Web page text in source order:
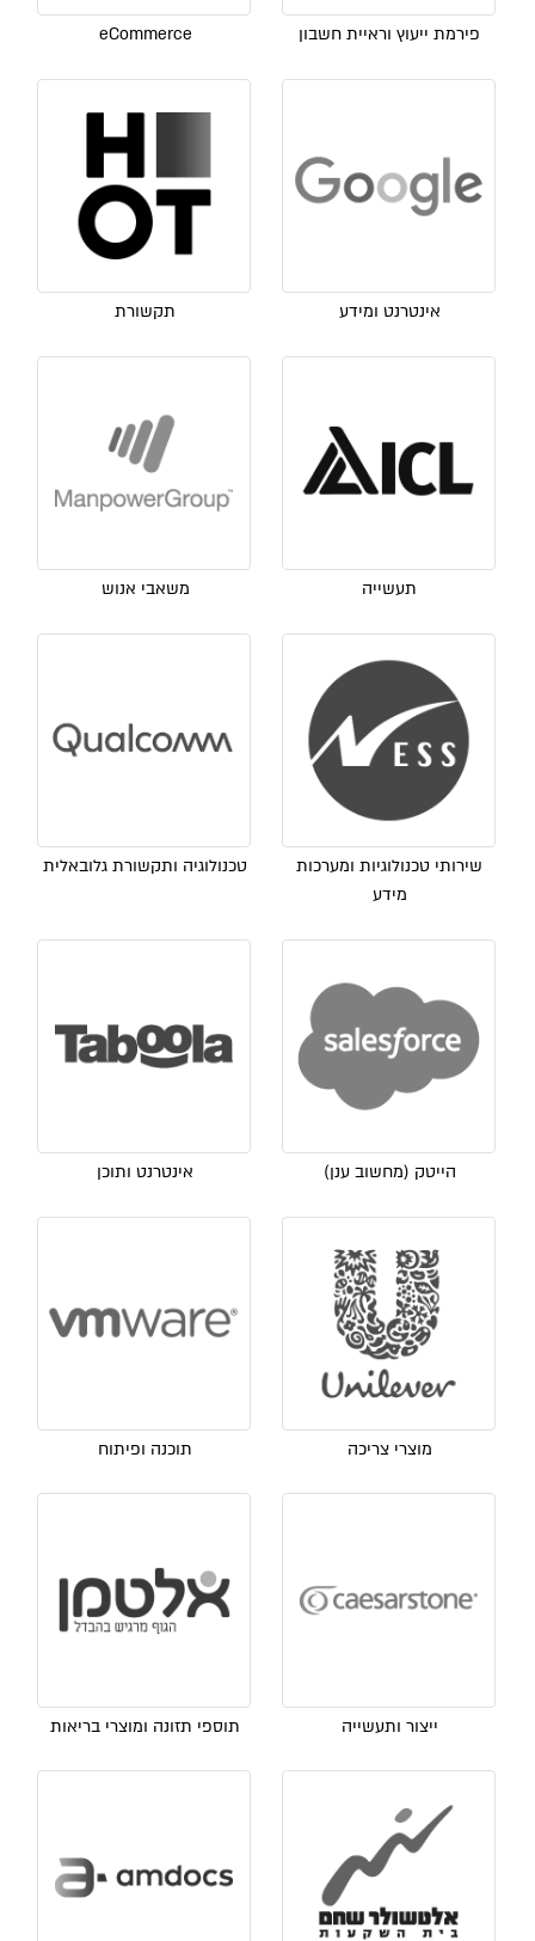
פירמת ייעוץ וראיית חשבון eCommerce
אינטרנט ומידע תקשורת
תעשייה משאבי אנוש
שירותי טכנולוגיות ומערכות
מידע
טכנולוגיה ותקשורת גלובאלית
הייטק (מחשוב ענן) אינטרנט ותוכן
מוצרי צריכה תוכנה ופיתוח
ייצור ותעשייה תוספי תזונה ומוצרי בריאות